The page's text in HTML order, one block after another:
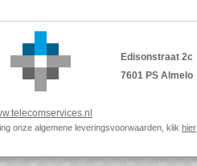
Edisonstraat 2c
7601 PS Almelo
onze algemene leveringsvoorwaarden, klik hier